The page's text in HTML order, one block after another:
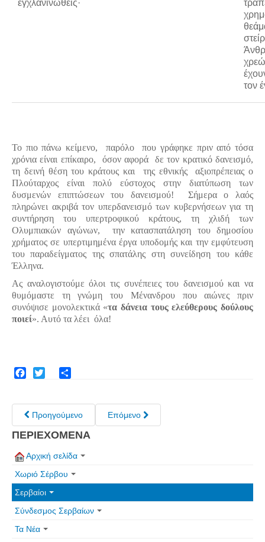
ἐγχλανινωθείς·
τον
Το πιο πάνω κείμενο, παρόλο που γράφηκε πριν από τόσα
χρόνια είναι επίκαιρο, όσον αφορά δε τον κρατικό δανεισμό,
τη δεινή θέση του κράτους και της εθνικής αξιοπρέπειας ο
Πλούταρχος είναι πολύ εύστοχος στην διατύπωση των
δυσμενών επιπτώσεων του δανεισμού! Σήμερα ο λαός
πληρώνει ακριβά τον υπερδανεισμό των κυβερνήσεων για τη
συντήρηση του υπερτροφικού κράτους, τη χλιδή των
Ολυμπιακών αγώνων, την κατασπατάληση του δημοσίου
χρήματος σε υπερτιμημένα έργα υποδομής και την εμφύτευση
του παραδείγματος της σπατάλης στη συνείδηση του κάθε
Έλληνα.
Ας αναλογιστούμε όλοι τις συνέπειες του δανεισμού και να
θυμόμαστε τη γνώμη του Μένανδρου που αιώνες πριν
συνόψισε μονολεκτικά «τα δάνεια τους ελεύθερους δούλους
ποιεί». Αυτό τα λέει όλα!
Προηγούμενο Επόμενο
ΠΕΡΙΕΧΟΜΕΝΑ
Αρχική σελίδα
Χωριό Σέρβου
Σερβαίοι
Σύνδεσμος Σερβαίων
Τα Νέα